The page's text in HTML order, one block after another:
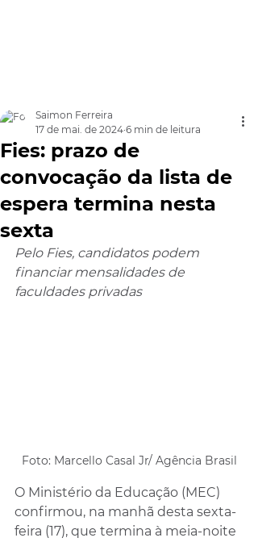
Fies: prazo de
convocação da lista de
espera termina nesta
sexta
Saimon Ferreira
17 de mai. de 2024 6 min de leitura
Pelo Fies, candidatos podem
financiar mensalidades de
faculdades privadas
Foto: Marcello Casal Jr/ Agência Brasil
O Ministério da Educação (MEC)
confirmou, na manhã desta sexta-
feira (17), que termina à meia-noite